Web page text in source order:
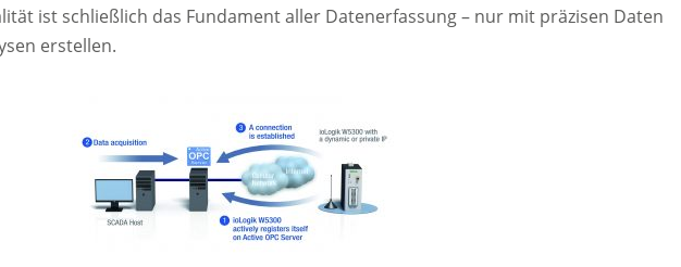
ist schließlich das Fundament aller Datenerfassung – nur mit präzisen Daten
erstellen.